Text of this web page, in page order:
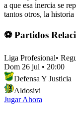
a que esa inercia se
tantos otros, la
⚽ Partidos
Liga Profesional•
Dom 26 jul • 20:00
Defensa Y Justicia
Aldosivi
Jugar Ahora